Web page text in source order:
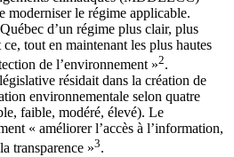
moderniser le régime applicable.
d’un régime plus clair, plus
tout en maintenant les plus hautes
de l’environnement »2.
résidait dans la création de
environnementale selon quatre
faible, modéré, élevé). Le
« améliorer l’accès à l’information,
transparence »3.